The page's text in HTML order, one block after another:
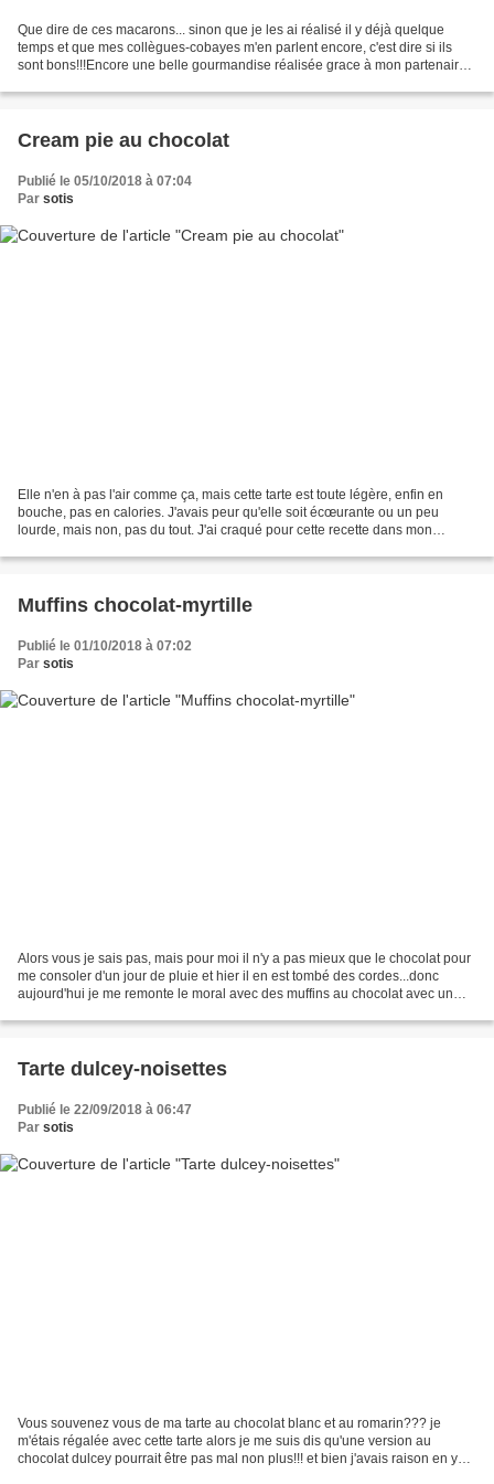
Que dire de ces macarons... sinon que je les ai réalisé il y déjà quelque
temps et que mes collègues-cobayes m'en parlent encore, c'est dire si ils
sont bons!!!Encore une belle gourmandise réalisée grace à mon partenaire
Cream pie au chocolat
Publié le 05/10/2018 à 07:04
Par sotis
Elle n'en à pas l'air comme ça, mais cette tarte est toute légère, enfin en
bouche, pas en calories. J'avais peur qu'elle soit écœurante ou un peu
lourde, mais non, pas du tout. J'ai craqué pour cette recette dans mon
Muffins chocolat-myrtille
Publié le 01/10/2018 à 07:02
Par sotis
Alors vous je sais pas, mais pour moi il n'y a pas mieux que le chocolat pour
me consoler d'un jour de pluie et hier il en est tombé des cordes...donc
aujourd'hui je me remonte le moral avec des muffins au chocolat avec un
Tarte dulcey-noisettes
Publié le 22/09/2018 à 06:47
Par sotis
Vous souvenez vous de ma tarte au chocolat blanc et au romarin??? je
m'étais régalée avec cette tarte alors je me suis dis qu'une version au
chocolat dulcey pourrait être pas mal non plus!!! et bien j'avais raison en y